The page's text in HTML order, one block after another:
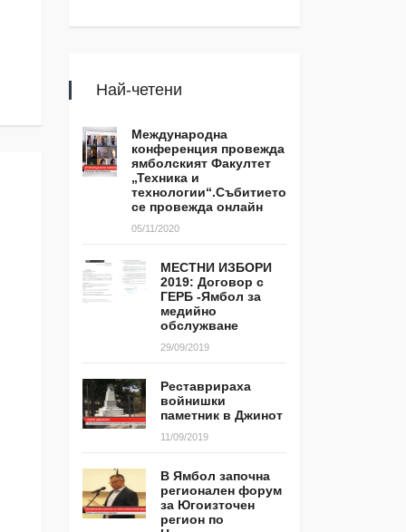
Най-четени
Международна
конференция провежда
ямболският Факултет
„Техника и
технологии“.Събитието
се провежда онлайн
05/11/2020
МЕСТНИ ИЗБОРИ
2019: Договор с
ГЕРБ -Ямбол за
медийно
обслужване
29/09/2019
Реставрираха
войнишки
паметник в Джинот
11/09/2019
В Ямбол започна
регионален форум
за Югоизточен
регион по